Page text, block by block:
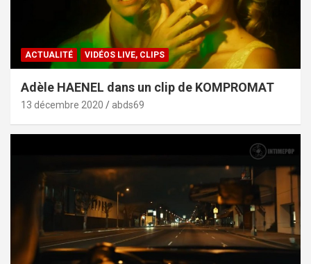
ACTUALITÉ VIDÉOS LIVE, CLIPS
Adèle HAENEL dans un clip de KOMPROMAT
13 décembre 2020 abds69